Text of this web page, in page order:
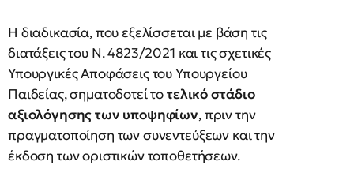
Η διαδικασία, που εξελίσσεται με βάση τις
διατάξεις του Ν. 4823/2021 και τις σχετικές
Υπουργικές Αποφάσεις του Υπουργείου
Παιδείας, σηματοδοτεί τοτελικό στάδιο
αξιολόγησης των υποψηφίων, πριν την
πραγματοποίηση των συνεντεύξεων και την
έκδοση των οριστικών τοποθετήσεων.